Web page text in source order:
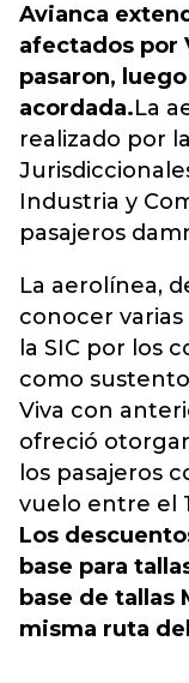
Avianca
afectados por
pasaron,
acordada.La
realizado por
Industria y
pasajeros
La aerolínea,
conocer
la SIC por los
como
Viva con
ofreció
los pasajeros
vuelo entre el
Los
base para
base de tallas
misma ruta